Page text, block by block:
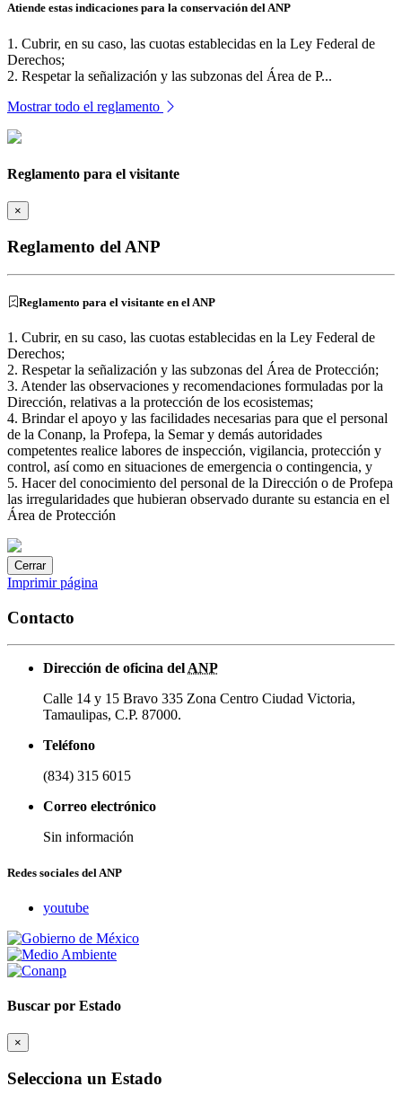
Atiende estas indicaciones para la conservación del ANP
1. Cubrir, en su caso, las cuotas establecidas en la Ley Federal de
Derechos;
2. Respetar la señalización y las subzonas del Área de P...
Mostrar todo el reglamento
Reglamento para el visitante
×
Reglamento del ANP
Reglamento para el visitante en el ANP
1. Cubrir, en su caso, las cuotas establecidas en la Ley Federal de
Derechos;
2. Respetar la señalización y las subzonas del Área de Protección;
3. Atender las observaciones y recomendaciones formuladas por la
Dirección, relativas a la protección de los ecosistemas;
4. Brindar el apoyo y las facilidades necesarias para que el personal
de la Conanp, la Profepa, la Semar y demás autoridades
competentes realice labores de inspección, vigilancia, protección y
control, así como en situaciones de emergencia o contingencia, y
5. Hacer del conocimiento del personal de la Dirección o de Profepa
las irregularidades que hubieran observado durante su estancia en el
Área de Protección
Cerrar
Imprimir página
Contacto
Dirección de oficina delANP
Calle 14 y 15 Bravo 335 Zona Centro Ciudad Victoria,
Tamaulipas, C.P. 87000.
Teléfono
(834) 315 6015
Correo electrónico
Sin información
Redes sociales del ANP
youtube
Buscar por Estado
×
Selecciona un Estado